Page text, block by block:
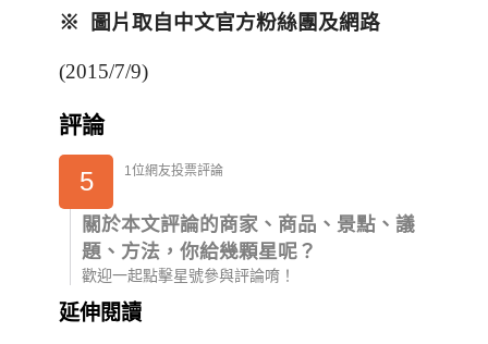
※ 圖片取自中文官方粉絲團及網路
(2015/7/9)
評論
5 1位網友投票評論
關於本文評論的商家、商品、景點、議
題、方法，你給幾顆星呢？
歡迎一起點擊星號參與評論唷！
延伸閱讀